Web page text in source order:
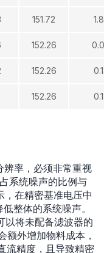
151.72
152.26
152.26
152.26
辨率，必须非常重视
系统噪声的比例与
，在精密基准电压中
整体的系统噪声。
以将未配备滤波器的
外增加物料成本，
流精度，且导致精密